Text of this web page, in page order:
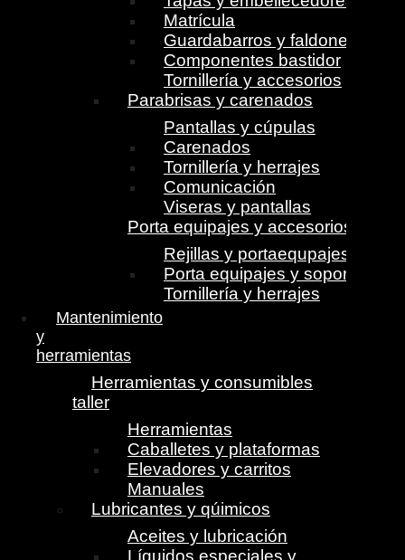
Matrícula
Guardabarros y faldones
Componentes bastidor
Tornillería y accesorios
Parabrisas y carenados
Pantallas y cúpulas
Carenados
Tornillería y herrajes
Comunicación
Viseras y pantallas
Porta equipajes y accesorios
Rejillas y portaequpajes
Porta equipajes y soportes
Tornillería y herrajes
Mantenimiento
y
herramientas
Herramientas y consumibles
taller
Herramientas
Caballetes y plataformas
Elevadores y carritos
Manuales
Lubricantes y qúimicos
Aceites y lubricación
Líquidos especiales y